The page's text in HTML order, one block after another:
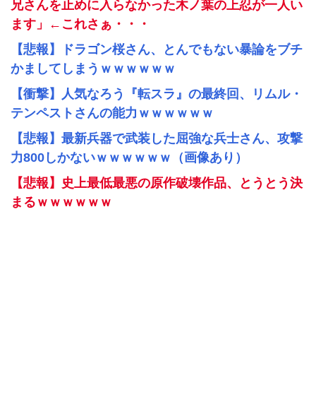
兄さんを止めに入らなかった木ノ葉の上忍が一人い
ます」←これさぁ・・・
【悲報】ドラゴン桜さん、とんでもない暴論をブチ
かましてしまうｗｗｗｗｗｗ
【衝撃】人気なろう『転スラ』の最終回、リムル・
テンペストさんの能力ｗｗｗｗｗｗ
【悲報】最新兵器で武装した屈強な兵士さん、攻撃
力800しかないｗｗｗｗｗｗ（画像あり）
【悲報】史上最低最悪の原作破壊作品、とうとう決
まるｗｗｗｗｗｗ